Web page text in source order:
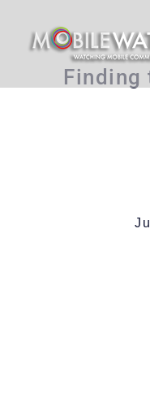
Finding